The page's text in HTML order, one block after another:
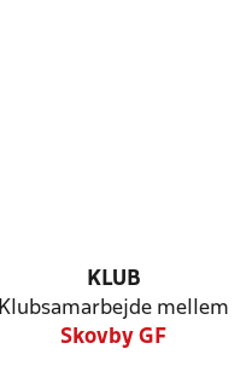
KLUB
Klubsamarbejde mellem
Skovby GF